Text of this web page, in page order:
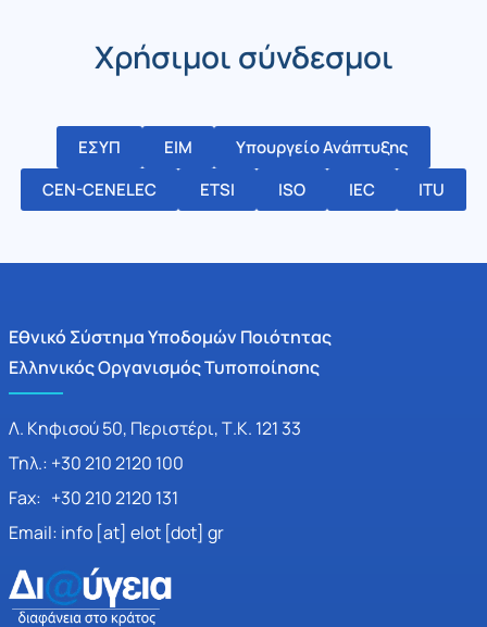
Χρήσιμοι σύνδεσμοι
ΕΣΥΠ ΕΙΜ
Υπουργείο Ανάπτυξης
CEN-CENELEC
ETSI ISO IEC ITU
Εθνικό Σύστημα Υποδομών Ποιότητας
Ελληνικός Οργανισμός Τυποποίησης
Λ. Κηφισού 50, Περιστέρι, Τ.Κ. 121 33
Τηλ.: +30 210 2120 100
Fax: +30 210 2120 131
Email: info [at] elot [dot] gr